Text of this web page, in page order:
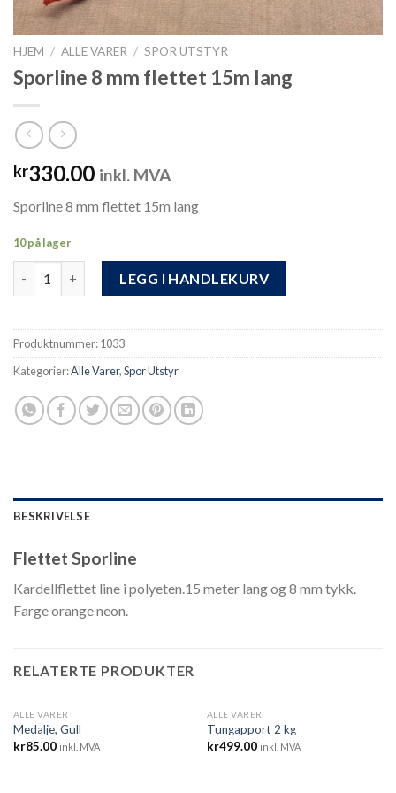
HJEM / ALLE VARER / SPOR UTSTYR
Sporline 8 mm flettet 15m lang
kr330.00 inkl. MVA
Sporline 8 mm flettet 15m lang
10 på lager
LEGG I HANDLEKURV
Produktnummer:1033
Kategorier:Alle Varer,Spor Utstyr
BESKRIVELSE
Flettet Sporline
Kardellflettet line i polyeten.15 meter lang og 8 mm tykk.
Farge orange neon.
RELATERTE PRODUKTER
UTSOLGT
ALLE VARER
Medalje, Gull
kr85.00 inkl. MVA
ALLE VARER
Tungapport 2 kg
kr499.00 inkl. MVA